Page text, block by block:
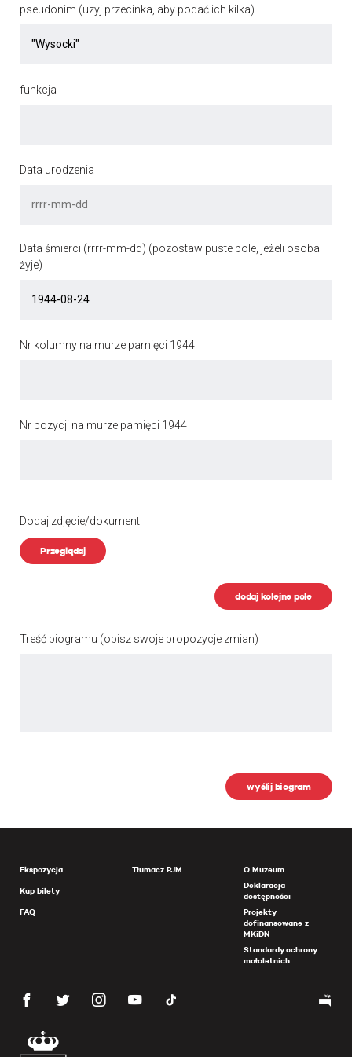
pseudonim (uzyj przecinka, aby podać ich kilka)
funkcja
Data urodzenia
Data śmierci (rrrr-mm-dd) (pozostaw puste pole, jeżeli osoba
żyje)
Nr kolumny na murze pamięci 1944
Nr pozycji na murze pamięci 1944
Dodaj zdjęcie/dokument
Przeglądaj
dodaj kolejne pole
Treść biogramu (opisz swoje propozycje zmian)
wyślij biogram
Ekspozycja
Kup bilety
FAQ
Tłumacz PJM
O Muzeum
Deklaracja
dostępności
Projekty
dofinansowane z
MKiDN
Standardy ochrony
małoletnich